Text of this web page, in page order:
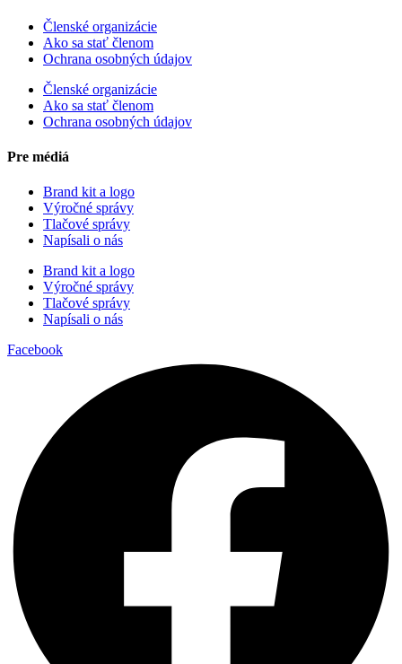
Členské organizácie
Ako sa stať členom
Ochrana osobných údajov
Členské organizácie
Ako sa stať členom
Ochrana osobných údajov
Pre médiá
Brand kit a logo
Výročné správy
Tlačové správy
Napísali o nás
Brand kit a logo
Výročné správy
Tlačové správy
Napísali o nás
Facebook